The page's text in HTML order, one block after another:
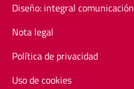
Diseño: integral comunicación
Nota legal
Política de privacidad
Uso de cookies